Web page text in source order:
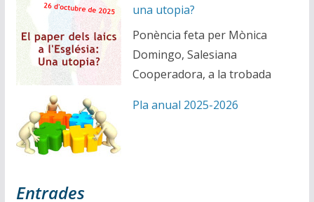
una utopia?
Ponència feta per Mònica
Domingo, Salesiana
Cooperadora, a la trobada
Pla anual 2025-2026
Entrades